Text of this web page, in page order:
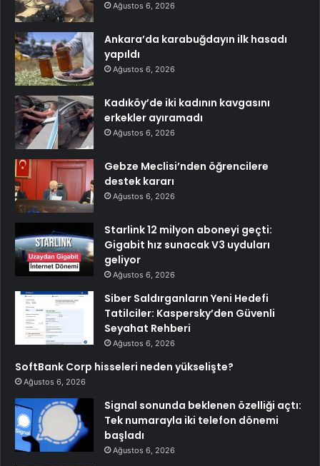
Ağustos 6, 2026
Ankara’da karabuğdayın ilk hasadı
yapıldı
Ağustos 6, 2026
Kadıköy’de iki kadının kavgasını
erkekler ayıramadı
Ağustos 6, 2026
Gebze Meclisi’nden öğrencilere
destek kararı
Ağustos 6, 2026
Starlink 12 milyon aboneyi geçti:
Gigabit hız sunacak V3 uyduları
geliyor
Ağustos 6, 2026
Siber Saldırganların Yeni Hedefi
Tatilciler: Kaspersky’den Güvenli
Seyahat Rehberi
Ağustos 6, 2026
SoftBank Corp hisseleri neden yükselişte?
Ağustos 6, 2026
Signal sonunda beklenen özelliği açtı:
Tek numarayla iki telefon dönemi
başladı
Ağustos 6, 2026